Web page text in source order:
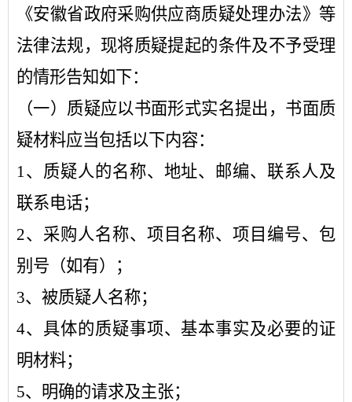
《安徽省政府采购供应商质疑处理办法》等
法律法规，现将质疑提起的条件及不予受理
的情形告知如下：
（一）质疑应以书面形式实名提出，书面质
疑材料应当包括以下内容：
1、质疑人的名称、地址、邮编、联系人及
联系电话；
2、采购人名称、项目名称、项目编号、包
别号（如有）；
3、被质疑人名称；
4、具体的质疑事项、基本事实及必要的证
明材料；
5、明确的请求及主张；